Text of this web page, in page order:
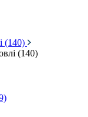
(140)
(140)